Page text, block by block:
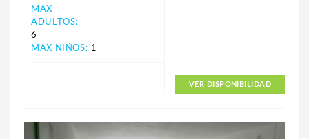
MAX
ADULTOS:
6
MAX NIÑOS: 1
VER DISPONIBILIDAD